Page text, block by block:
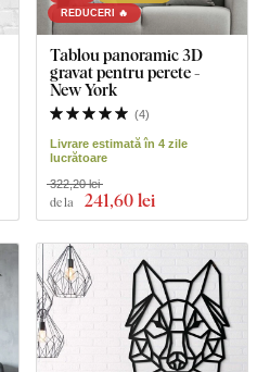
REDUCERI 🔥
Tablou panoramic 3D
gravat pentru perete -
New York
(4)
Livrare estimată în 4 zile
lucrătoare
de la 241,60 lei
322,20 lei